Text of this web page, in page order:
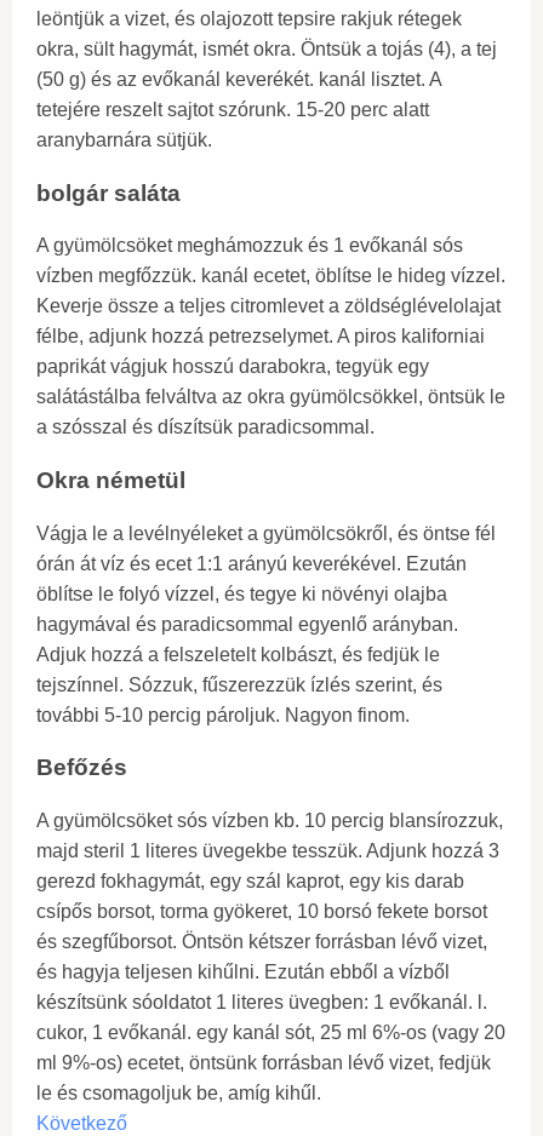
leöntjük a vizet, és olajozott tepsire rakjuk rétegek
okra, sült hagymát, ismét okra. Öntsük a tojás (4), a tej
(50 g) és az evőkanál keverékét. kanál lisztet. A
tetejére reszelt sajtot szórunk. 15-20 perc alatt
aranybarnára sütjük.
bolgár saláta
A gyümölcsöket meghámozzuk és 1 evőkanál sós
vízben megfőzzük. kanál ecetet, öblítse le hideg vízzel.
Keverje össze a teljes citromlevet a zöldséglévelolajat
félbe, adjunk hozzá petrezselymet. A piros kaliforniai
paprikát vágjuk hosszú darabokra, tegyük egy
salátástálba felváltva az okra gyümölcsökkel, öntsük le
a szósszal és díszítsük paradicsommal.
Okra németül
Vágja le a levélnyéleket a gyümölcsökről, és öntse fél
órán át víz és ecet 1:1 arányú keverékével. Ezután
öblítse le folyó vízzel, és tegye ki növényi olajba
hagymával és paradicsommal egyenlő arányban.
Adjuk hozzá a felszeletelt kolbászt, és fedjük le
tejszínnel. Sózzuk, fűszerezzük ízlés szerint, és
további 5-10 percig pároljuk. Nagyon finom.
Befőzés
A gyümölcsöket sós vízben kb. 10 percig blansírozzuk,
majd steril 1 literes üvegekbe tesszük. Adjunk hozzá 3
gerezd fokhagymát, egy szál kaprot, egy kis darab
csípős borsot, torma gyökeret, 10 borsó fekete borsot
és szegfűborsot. Öntsön kétszer forrásban lévő vizet,
és hagyja teljesen kihűlni. Ezután ebből a vízből
készítsünk sóoldatot 1 literes üvegben: 1 evőkanál. l.
cukor, 1 evőkanál. egy kanál sót, 25 ml 6%-os (vagy 20
ml 9%-os) ecetet, öntsünk forrásban lévő vizet, fedjük
le és csomagoljuk be, amíg kihűl.
Következő